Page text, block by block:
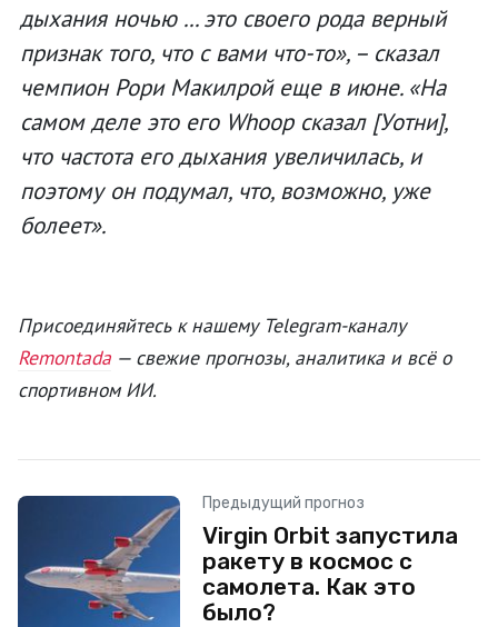
дыхания ночью ... это своего рода верный
признак того, что с вами что-то», – сказал
чемпион Рори Макилрой еще в июне. «На
самом деле это его Whoop сказал [Уотни],
что частота его дыхания увеличилась, и
поэтому он подумал, что, возможно, уже
болеет».
Присоединяйтесь к нашему Telegram-каналу
Remontada — свежие прогнозы, аналитика и всё о
спортивном ИИ.
Предыдущий прогноз
Virgin Orbit запустила
ракету в космос с
самолета. Как это
было?